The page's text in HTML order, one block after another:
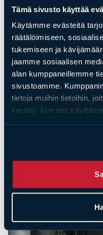
Tämä sivusto käyttää
Käytämme evästeitä
räätälöimiseen,
tukemiseen ja
jaamme sosiaalisen
alan kumppaneillemme
sivustoamme.
tietoja muihin tietoihin,
kerätty, kun olet
Kiertotalous on otettu
tiilimassaan on lisätty
parantaa
posliiniesineille uuden
Aleksandra on
tehokkuutta ja
aikaa.
myös näis­tä
Tarjous